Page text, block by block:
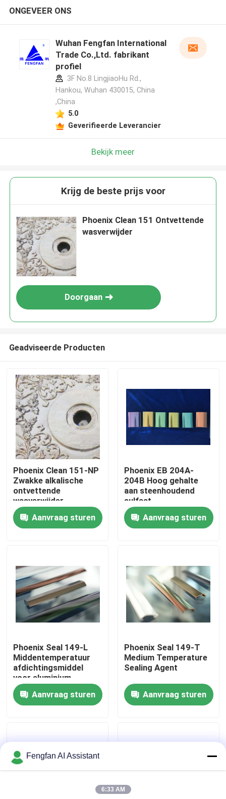
Huis
Video's
Over Ons
Kwaliteitscontrole
Neem contact met ons op
Offerte Aanvragen
Chemicaliën voor zinkplaten
ONGEVEER ONS
Wuhan Fengfan International
Trade Co.,Ltd. fabrikant
profiel
3F No.8 LingjiaoHu Rd.,
Hankou, Wuhan 430015, China
,China
5.0
Geverifieerde Leverancier
Bekijk meer
Krijg de beste prijs voor
Phoenix Clean 151 Ontvettende
wasverwijder
Doorgaan
Geadviseerde Producten
Phoenix Clean 151-NP
Zwakke alkalische
ontvettende
wasverwijder
Aanvraag sturen
Phoenix EB 204A-
204B Hoog gehalte
aan steenhoudend
sulfaat
Aanvraag sturen
Phoenix Seal 149-L
Middentemperatuur
afdichtingsmiddel
voor aluminium
anodiseren
Aanvraag sturen
Phoenix Seal 149-T
Medium Temperature
Sealing Agent
Aanvraag sturen
Fengfan AI Assistant
6:33 AM